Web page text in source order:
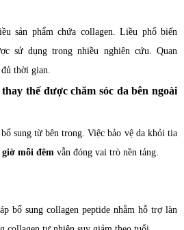
sản phẩm chứa collagen. Liều phổ biến
sử dụng trong nhiều nghiên cứu. Quan
thời gian.
thế được chăm sóc da bên ngoài
sung từ bên trong. Việc bảo vệ da khỏi tia
giờ mỗi đêm vẫn đóng vai trò nền tảng.
bổ sung collagen peptide nhằm hỗ trợ làn